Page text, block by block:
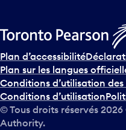
Plan d’accessibilité
Plan sur les langues
Conditions d’utilisation
Conditions d’utilisation
© Tous droits réservés 2026
Authority.